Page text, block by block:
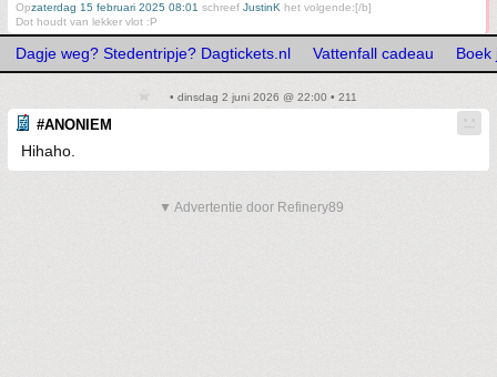
Opzaterdag 15 februari 2025 08:01 schreef JustinK het volgende:[/b]
Dot houdt van lekker vlot :P
Dagje weg? Stedentripje? Dagtickets.nl Vattenfall cadeau Boek
• dinsdag 2 juni 2026 @ 22:00 • 211
#ANONIEM
Hihaho.
▼ Advertentie door Refinery89